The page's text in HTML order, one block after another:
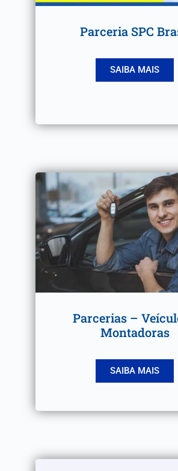
Parceria SPC
SAIBA MAIS
Parcerias –
Montadoras
SAIBA MAIS